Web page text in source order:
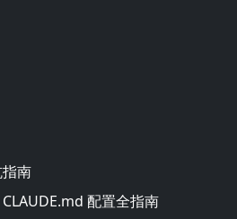
南
配置全指南